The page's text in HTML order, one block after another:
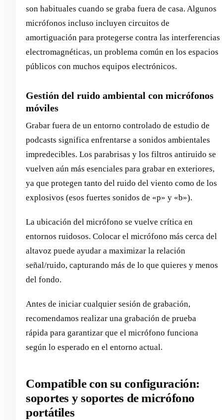
son habituales cuando se graba fuera de casa. Algunos
micrófonos incluso incluyen circuitos de
amortiguación para protegerse contra las interferencias
electromagnéticas, un problema común en los espacios
públicos con muchos equipos electrónicos.
Gestión del ruido ambiental con micrófonos
móviles
Grabar fuera de un entorno controlado de estudio de
podcasts significa enfrentarse a sonidos ambientales
impredecibles. Los parabrisas y los filtros antiruido se
vuelven aún más esenciales para grabar en exteriores,
ya que protegen tanto del ruido del viento como de los
explosivos (esos fuertes sonidos de «p» y «b»).
La ubicación del micrófono se vuelve crítica en
entornos ruidosos. Colocar el micrófono más cerca del
altavoz puede ayudar a maximizar la relación
señal/ruido, capturando más de lo que quieres y menos
del fondo.
Antes de iniciar cualquier sesión de grabación,
recomendamos realizar una grabación de prueba
rápida para garantizar que el micrófono funciona
según lo esperado en el entorno actual.
Compatible con su configuración:
soportes y soportes de micrófono
portátiles